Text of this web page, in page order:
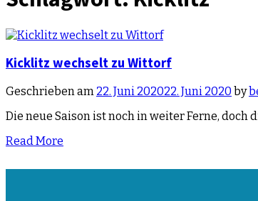
Kicklitz wechselt zu Wittorf
Geschrieben am 22. Juni 202022. Juni 2020 by
Die neue Saison ist noch in weiter Ferne,
Read More